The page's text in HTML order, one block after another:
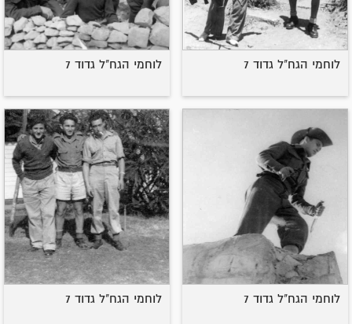
לוחמי הגח"ל גדוד 7 לוחמי הגח"ל גדוד 7
לוחמי הגח"ל גדוד 7 לוחמי הגח"ל גדוד 7